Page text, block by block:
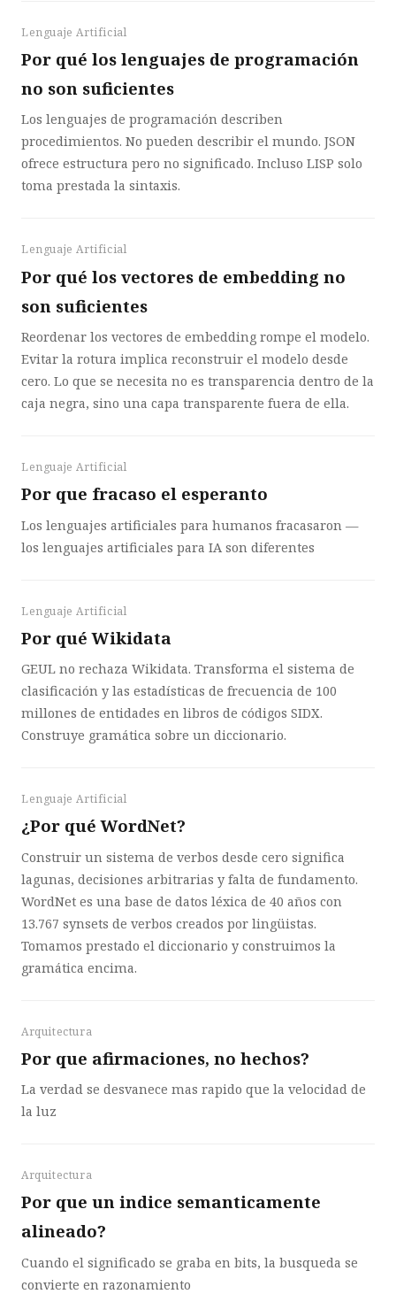
Lenguaje Artificial
Por qué los lenguajes de programación
no son suficientes
Los lenguajes de programación describen
procedimientos. No pueden describir el mundo. JSON
ofrece estructura pero no significado. Incluso LISP solo
toma prestada la sintaxis.
Lenguaje Artificial
Por qué los vectores de embedding no
son suficientes
Reordenar los vectores de embedding rompe el modelo.
Evitar la rotura implica reconstruir el modelo desde
cero. Lo que se necesita no es transparencia dentro de la
caja negra, sino una capa transparente fuera de ella.
Lenguaje Artificial
Por que fracaso el esperanto
Los lenguajes artificiales para humanos fracasaron —
los lenguajes artificiales para IA son diferentes
Lenguaje Artificial
Por qué Wikidata
GEUL no rechaza Wikidata. Transforma el sistema de
clasificación y las estadísticas de frecuencia de 100
millones de entidades en libros de códigos SIDX.
Construye gramática sobre un diccionario.
Lenguaje Artificial
¿Por qué WordNet?
Construir un sistema de verbos desde cero significa
lagunas, decisiones arbitrarias y falta de fundamento.
WordNet es una base de datos léxica de 40 años con
13.767 synsets de verbos creados por lingüistas.
Tomamos prestado el diccionario y construimos la
gramática encima.
Arquitectura
Por que afirmaciones, no hechos?
La verdad se desvanece mas rapido que la velocidad de
la luz
Arquitectura
Por que un indice semanticamente
alineado?
Cuando el significado se graba en bits, la busqueda se
convierte en razonamiento